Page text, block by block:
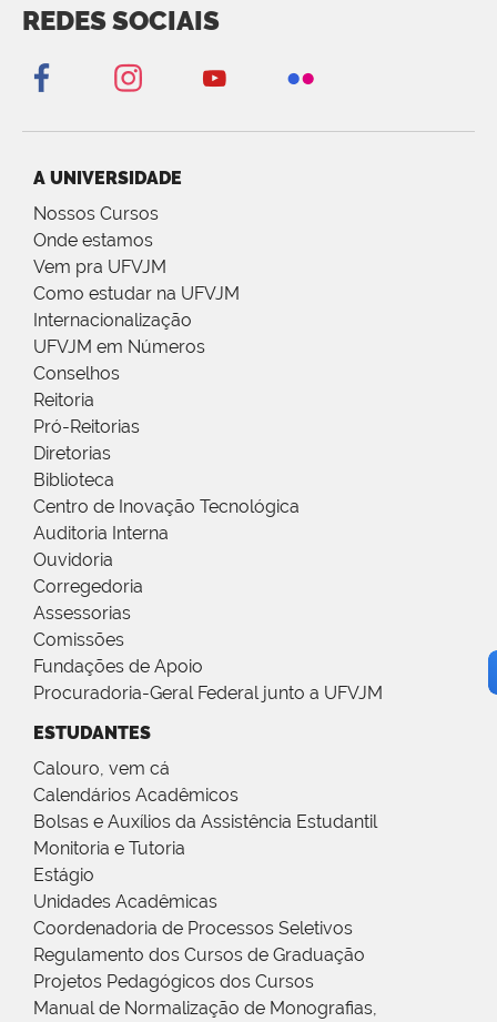
REDES SOCIAIS
A UNIVERSIDADE
Nossos Cursos
Onde estamos
Vem pra UFVJM
Como estudar na UFVJM
Internacionalização
UFVJM em Números
Conselhos
Reitoria
Pró-Reitorias
Diretorias
Biblioteca
Centro de Inovação Tecnológica
Auditoria Interna
Ouvidoria
Corregedoria
Assessorias
Comissões
Fundações de Apoio
Procuradoria-Geral Federal junto a UFVJM
ESTUDANTES
Calouro, vem cá
Calendários Acadêmicos
Bolsas e Auxílios da Assistência Estudantil
Monitoria e Tutoria
Estágio
Unidades Acadêmicas
Coordenadoria de Processos Seletivos
Regulamento dos Cursos de Graduação
Projetos Pedagógicos dos Cursos
Manual de Normalização de Monografias,